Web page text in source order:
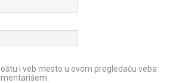
i veb mesto u ovom pregledaču veba